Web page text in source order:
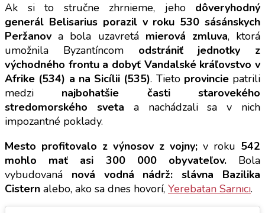
Ak si to stručne zhrnieme, jeho dôveryhodný
generál Belisarius porazil v roku 530 sásánskych
Peržanov a bola uzavretá mierová zmluva, ktorá
umožnila Byzantíncom odstrániť jednotky z
východného frontu a dobyť Vandalské kráľovstvo v
Afrike (534) a na Sicílii (535). Tieto provinciepatrili
medzi najbohatšie časti starovekého
stredomorského sveta a nachádzali sa v nich
impozantné poklady.
Mesto profitovalo z výnosov z vojny; v roku 542
mohlo mať asi 300 000 obyvateľov. Bola
vybudovaná nová vodná nádrž: slávna Bazilika
Cistern alebo, ako sa dnes hovorí, Yerebatan Sarnıcı.